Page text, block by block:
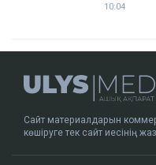
10:04
Сайт материалдарын
көшіруге тек сайт иесінің